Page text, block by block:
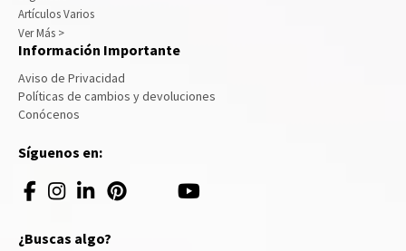
Artículos Varios
Ver Más >
Información Importante
Aviso de Privacidad
Políticas de cambios y devoluciones
Conócenos
Síguenos en:
¿Buscas algo?